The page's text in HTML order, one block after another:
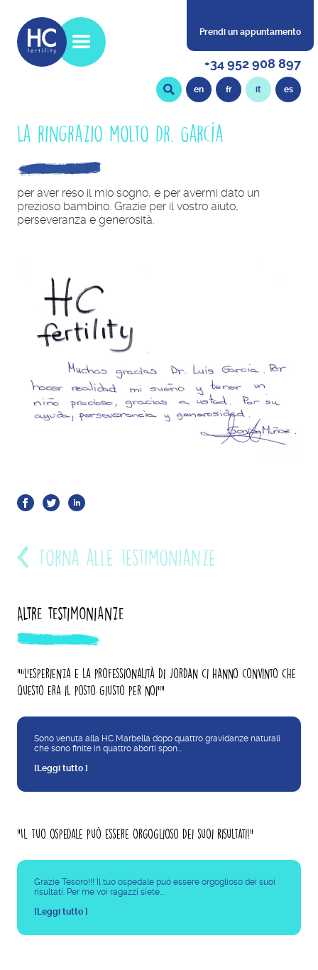
Prendi un appuntamento
+34 952 908 897
en fr it es
La ringrazio molto Dr. García
per aver reso il mio sogno, e per avermi dato un
prezioso bambino. Grazie per il vostro aiuto,
perseveranza e generosità.
Torna alle testimonianze
Altre testimonianze
"“L’esperienza e la professionalità di Jordan ci hanno convinto che
questo era il posto giusto per noi”"
Sono venuta alla HC Marbella dopo quattro gravidanze naturali
che sono finite in quattro aborti spon...
[Leggi tutto ]
"Il tuo ospedale può essere orgoglioso dei suoi risultati!"
Grazie Tesoro!!! Il tuo ospedale può essere orgoglioso dei suoi
risultati. Per me voi ragazzi siete...
[Leggi tutto ]